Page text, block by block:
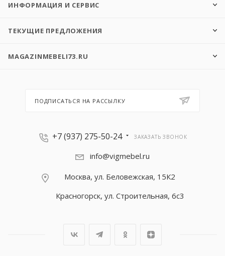
ИНФОРМАЦИЯ И СЕРВИС
ТЕКУЩИЕ ПРЕДЛОЖЕНИЯ
MAGAZINMEBELI73.RU
ПОДПИСАТЬСЯ НА РАССЫЛКУ
+7 (937) 275-50-24 ЗАКАЗАТЬ ЗВОНОК
info@vigmebel.ru
Москва, ул. Беловежская, 15К2
Красногорск, ул. Строительная, 6с3